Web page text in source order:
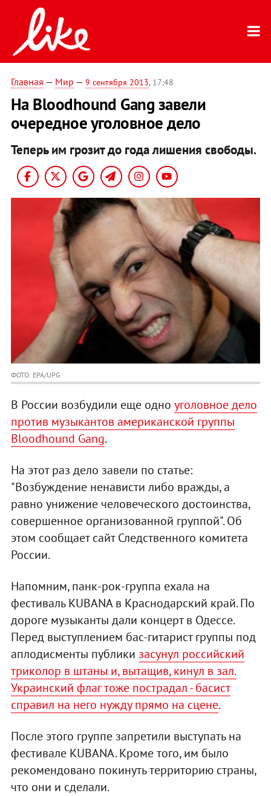
Главная — Мир — 9 сентября 2013, 17:48
На Bloodhound Gang завели
очередное уголовное дело
Теперь им грозит до года лишения свободы.
ФОТО: EPA/UPG
В России возбудили еще одно уголовное дело
против музыкантов американской группы
Bloodhound Gang.
На этот раз дело завели по статье:
"Возбуждение ненависти либо вражды, а
равно унижение человеческого достоинства,
совершенное организованной группой". Об
этом сообщает сайт Следственного комитета
России.
Напомним, панк-рок-группа ехала на
фестиваль KUBANA в Краснодарский край. По
дороге музыканты дали концерт в Одессе.
Перед выступлением бас-гитарист группы под
аплодисменты публики засунул российский
триколор в штаны и, вытащив, кинул в зал.
Украинский флаг тоже пострадал - басист
справил на него нужду прямо на сцене.
После этого группе запретили выступать на
фестивале KUBANA. Кроме того, им было
рекомендовано покинуть территорию страны,
что они и сделали.